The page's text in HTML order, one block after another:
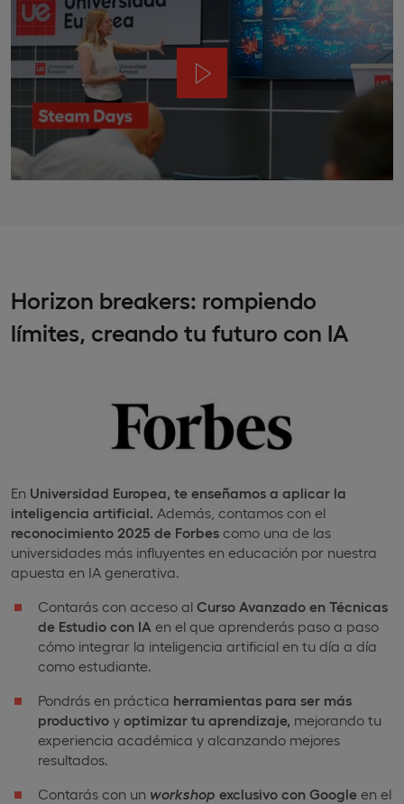
Horizon breakers: rompiendo
límites, creando tu futuro con IA
En Universidad Europea, te enseñamos a aplicar la
inteligencia artificial. Además, contamos con el
reconocimiento 2025 de Forbes como una de las
universidades más influyentes en educación por nuestra
apuesta en IA generativa.
Contarás con acceso al Curso Avanzado en Técnicas
de Estudio con IA en el que aprenderás paso a paso
cómo integrar la inteligencia artificial en tu día a día
como estudiante.
Pondrás en práctica herramientas para ser más
productivo y optimizar tu aprendizaje, mejorando tu
experiencia académica y alcanzando mejores
resultados.
Contarás con un workshop exclusivo con Google en el